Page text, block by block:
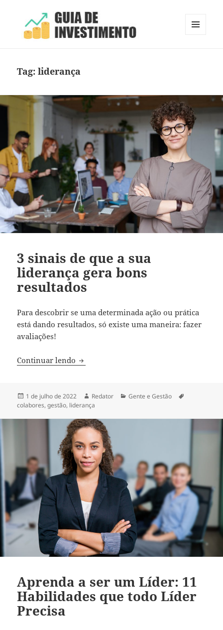
Tag:liderança
3 sinais de que a sua
liderança gera bons
resultados
Para descobrir se uma determinada ação ou prática
está dando resultados, só existe uma maneira: fazer
avaliações!
Continuar lendo 3 sinais de que a sua liderança gera
Publicado
em
1 de julho de 2022 Autor
Redator Categorias
Gente e Gestão
colabores,gestão, liderança
Aprenda a ser um Líder: 11
Habilidades que todo Líder
Precisa